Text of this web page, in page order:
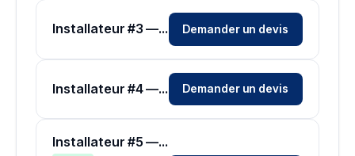
Installateur #3 — Zone Lozère Demander un devis
Installateur #4 — Zone Lozère Demander un devis
Installateur #5 — Zone Lozère